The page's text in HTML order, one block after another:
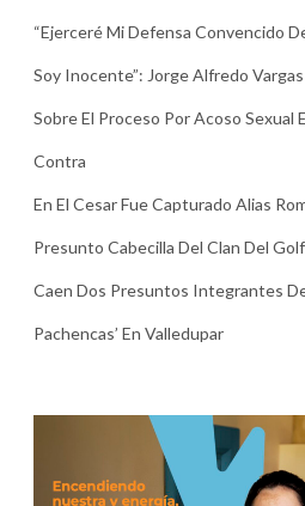
“Ejerceré Mi Defensa Convencido
Soy Inocente”: Jorge Alfredo
Sobre El Proceso Por Acoso Sexual
Contra
En El Cesar Fue Capturado Alias
Presunto Cabecilla Del Clan Del
Caen Dos Presuntos Integrantes De
Pachencas’ En Valledupar